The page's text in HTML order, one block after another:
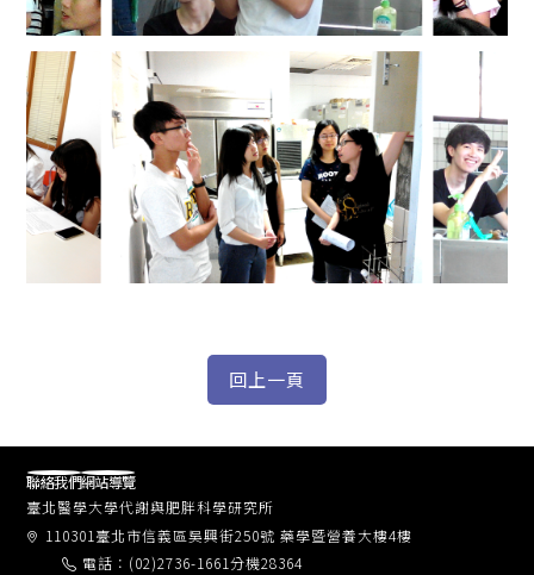
臺北醫學大學代謝與肥胖科學研究所
110301臺北市信義區吳興街250號 藥學暨營養大樓4樓
電話：(02)2736-1661分機28364
聯絡我們網站導覽